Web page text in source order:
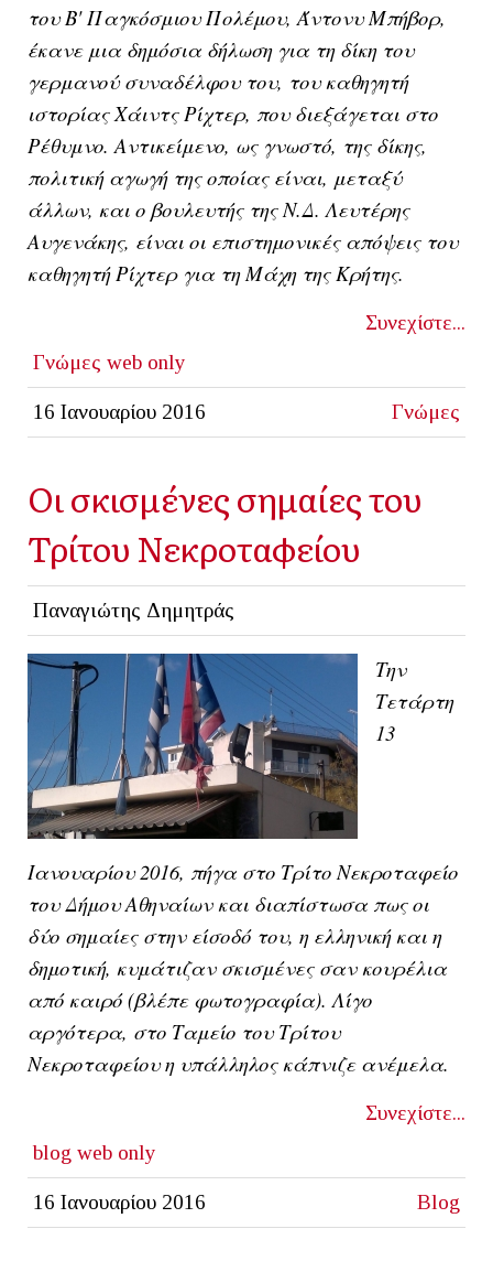
του Β' Παγκόσμιου Πολέμου, Άντονυ Μπήβορ,
έκανε μια δημόσια δήλωση για τη δίκη του
γερμανού συναδέλφου του, του καθηγητή
ιστορίας Χάιντς Ρίχτερ, που διεξάγεται στο
Ρέθυμνο. Αντικείμενο, ως γνωστό, της δίκης,
πολιτική αγωγή της οποίας είναι, μεταξύ
άλλων, και ο βουλευτής της Ν.Δ. Λευτέρης
Αυγενάκης, είναι οι επιστημονικές απόψεις του
καθηγητή Ρίχτερ για τη Μάχη της Κρήτης.
Συνεχίστε...
Γνώμες web only
16 Ιανουαρίου 2016 Γνώμες
Οι σκισμένες σημαίες του
Τρίτου Νεκροταφείου
Παναγιώτης Δημητράς
Την
Τετάρτη
13
Ιανουαρίου 2016, πήγα στο Τρίτο Νεκροταφείο
τουΔήμου Αθηναίωνκαι διαπίστωσα πως οι
δύο σημαίες στην είσοδό του, η ελληνική και η
δημοτική, κυμάτιζαν σκισμένες σαν κουρέλια
από καιρό (βλέπε φωτογραφία). Λίγο
αργότερα, στο Ταμείο τουΤρίτου
Νεκροταφείουη υπάλληλος κάπνιζε ανέμελα.
Συνεχίστε...
blog web only
16 Ιανουαρίου 2016 Blog